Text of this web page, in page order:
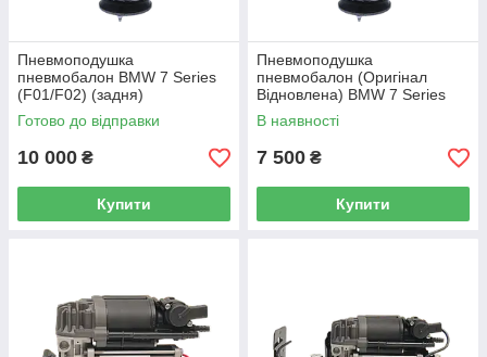
Пневмоподушка
пневмобалон BMW 7 Series
(F01/F02) (задня)
Готово до відправки
10 000 ₴
Купити
Пневмоподушка
пневмобалон (Оригінал
Відновлена) BMW 7 Series
(F01/F02) (задня)
В наявності
7 500 ₴
Купити